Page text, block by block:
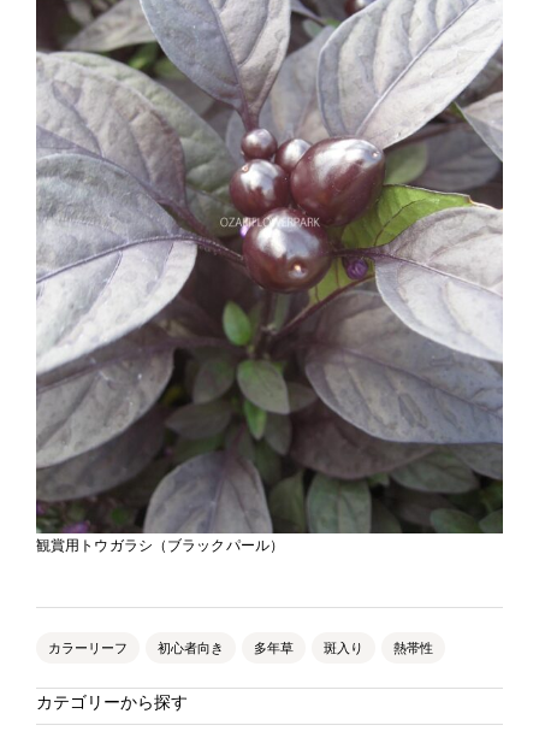
観賞用トウガラシ（ブラックパール）
カラーリーフ 初心者向き 多年草 斑入り 熱帯性
カテゴリーから探す